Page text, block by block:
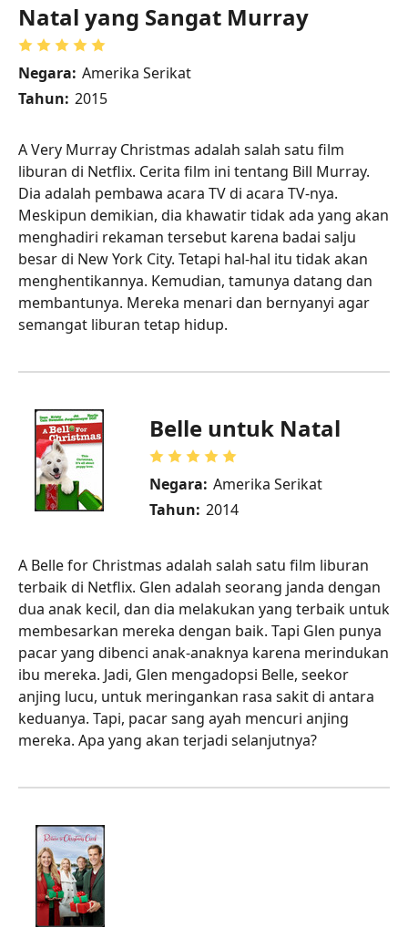
Natal yang Sangat Murray
Negara: Amerika Serikat
Tahun: 2015
A Very Murray Christmas adalah salah satu film
liburan di Netflix. Cerita film ini tentang Bill Murray.
Dia adalah pembawa acara TV di acara TV-nya.
Meskipun demikian, dia khawatir tidak ada yang akan
menghadiri rekaman tersebut karena badai salju
besar di New York City. Tetapi hal-hal itu tidak akan
menghentikannya. Kemudian, tamunya datang dan
membantunya. Mereka menari dan bernyanyi agar
semangat liburan tetap hidup.
Belle untuk Natal
Negara: Amerika Serikat
Tahun: 2014
A Belle for Christmas adalah salah satu film liburan
terbaik di Netflix. Glen adalah seorang janda dengan
dua anak kecil, dan dia melakukan yang terbaik untuk
membesarkan mereka dengan baik. Tapi Glen punya
pacar yang dibenci anak-anaknya karena merindukan
ibu mereka. Jadi, Glen mengadopsi Belle, seekor
anjing lucu, untuk meringankan rasa sakit di antara
keduanya. Tapi, pacar sang ayah mencuri anjing
mereka. Apa yang akan terjadi selanjutnya?